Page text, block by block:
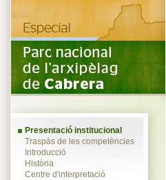
Presentació institucional
Traspàs de les competències
Introducció
Història
Centre d'interpretació